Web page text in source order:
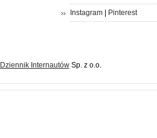
Instagram| Pinterest
Dziennik InternautówSp. z o.o.